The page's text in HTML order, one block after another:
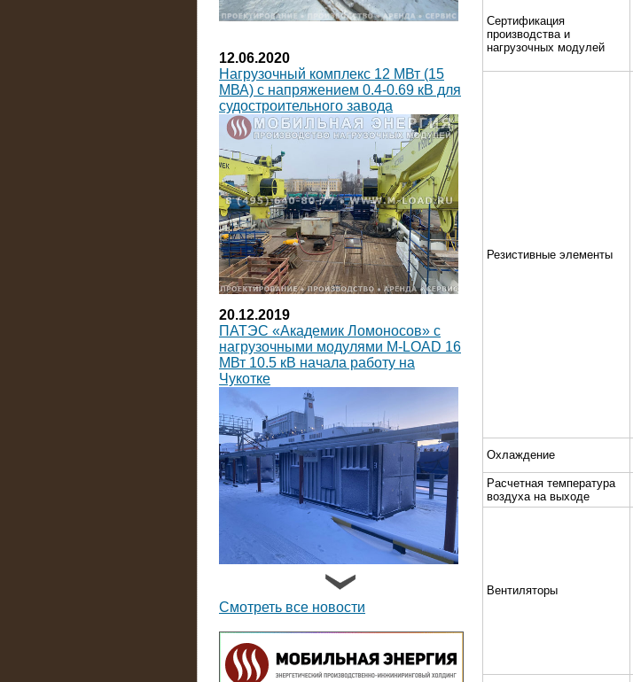
12.06.2020
Нагрузочный комплекс 12 МВт (15
МВА) с напряжением 0.4-0.69 кВ для
судостроительного завода
20.12.2019
ПАТЭС «Академик Ломоносов» с
нагрузочными модулями M-LOAD 16
МВт 10.5 кВ начала работу на
Чукотке
На Коломенский завод поставлено 8
нагрузочных модулей постоянного
тока мощностью по 3600 кВт каждый
Смотреть все новости
Сертификация
производства и
нагрузочных модулей
Резистивные элементы
Охлаждение
Расчетная температура
воздуха на выходе
Вентиляторы